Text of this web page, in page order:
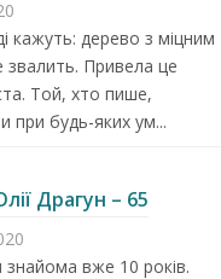
кажуть: дерево з міцним
звалить. Привела це
Той, хто пише,
при будь-яких ум...
Драгун – 65
вже 10 років.
компанія NAMZOR